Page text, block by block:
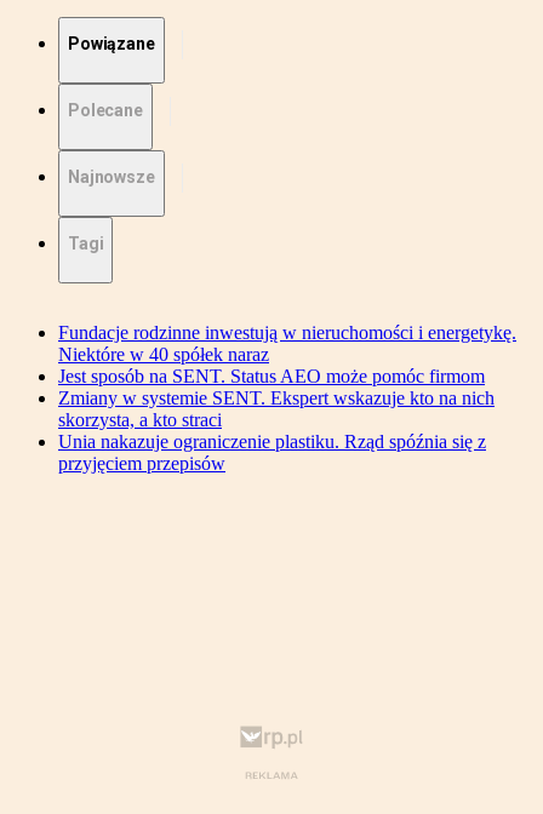
Powiązane
Polecane
Najnowsze
Tagi
Fundacje rodzinne inwestują w nieruchomości i energetykę.
Niektóre w 40 spółek naraz
Jest sposób na SENT. Status AEO może pomóc firmom
Zmiany w systemie SENT. Ekspert wskazuje kto na nich
skorzysta, a kto straci
Unia nakazuje ograniczenie plastiku. Rząd spóźnia się z
przyjęciem przepisów